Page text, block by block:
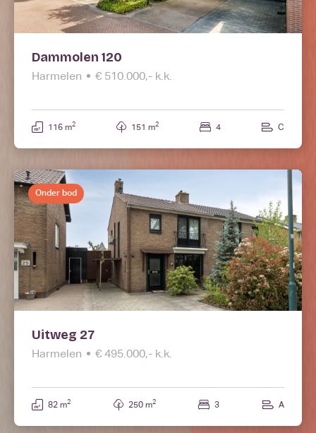
Dammolen 120
Harmelen € 510.000,- k.k.
116 m2 151 m2 4 C
Onder bod
Uitweg 27
Harmelen € 495.000,- k.k.
82 m2 250 m2 3 A